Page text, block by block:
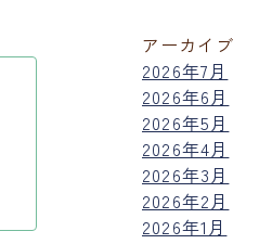
アーカイブ
2026年7月
2026年6月
2026年5月
2026年4月
2026年3月
2026年2月
2026年1月